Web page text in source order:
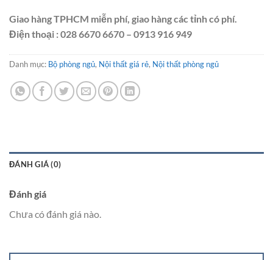
Giao hàng TPHCM miễn phí, giao hàng các tỉnh có phí.
Điện thoại : 028 6670 6670 – 0913 916 949
Danh mục: Bộ phòng ngủ, Nội thất giá rẻ, Nội thất phòng ngủ
ĐÁNH GIÁ (0)
Đánh giá
Chưa có đánh giá nào.